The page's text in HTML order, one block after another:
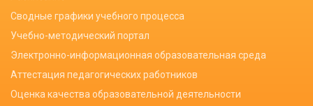
Сводные графики учебного процесса
Учебно-методический портал
Электронно-информационная образовательная среда
Аттестация педагогических работников
Оценка качества образовательной деятельности